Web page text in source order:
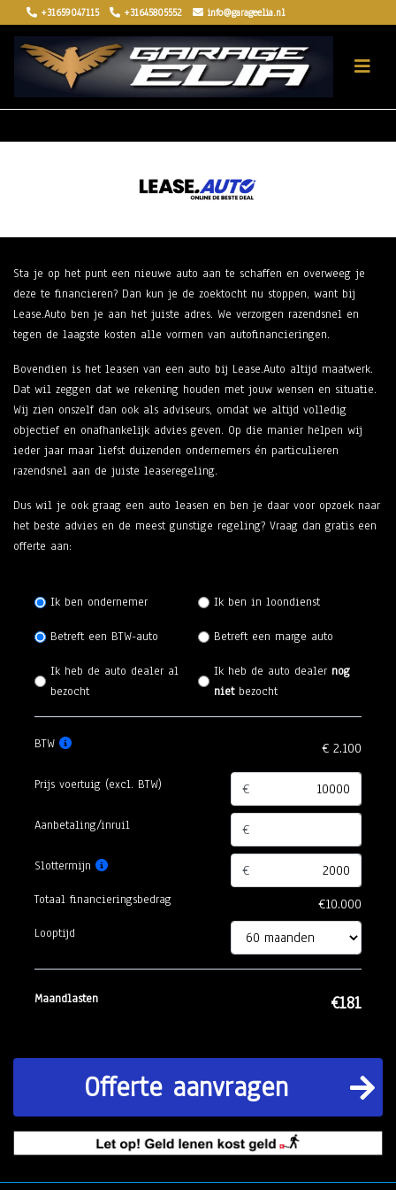
+31659047115 +31645805552 info@garageelia.nl
Sta je op het punt een nieuwe auto aan te schaffen en overweeg je
deze te financieren? Dan kun je de zoektocht nu stoppen, want bij
Lease.Auto ben je aan het juiste adres. We verzorgen razendsnel en
tegen de laagste kosten alle vormen van autofinancieringen.
Bovendien is het leasen van een auto bij Lease.Auto altijd maatwerk.
Dat wil zeggen dat we rekening houden met jouw wensen en situatie.
Wij zien onszelf dan ook als adviseurs, omdat we altijd volledig
objectief en onafhankelijk advies geven. Op die manier helpen wij
ieder jaar maar liefst duizenden ondernemers én particulieren
razendsnel aan de juiste leaseregeling.
Dus wil je ook graag een auto leasen en ben je daar voor opzoek naar
het beste advies en de meest gunstige regeling? Vraag dan gratis een
offerte aan:
Ik ben ondernemer Ik ben in loondienst
Betreft een BTW-auto Betreft een marge auto
Ik heb de auto dealer al
bezocht
Ik heb de auto dealer nog
nietbezocht
BTW
Prijs voertuig (excl. BTW) €
Aanbetaling/inruil €
Slottermijn €
Totaal financieringsbedrag
Looptijd
Maandlasten
Offerte aanvragen